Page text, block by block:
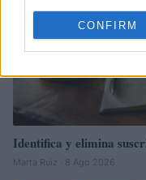
CONFIRM
Identifica y elimina
Marta Ruiz · 8 Ago 2026